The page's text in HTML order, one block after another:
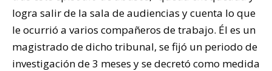
logra salir de la sala de audiencias y cuenta lo que
le ocurrió a varios compañeros de trabajo. Él es un
magistrado de dicho tribunal, se fijó un periodo de
investigación de 3 meses y se decretó como medida